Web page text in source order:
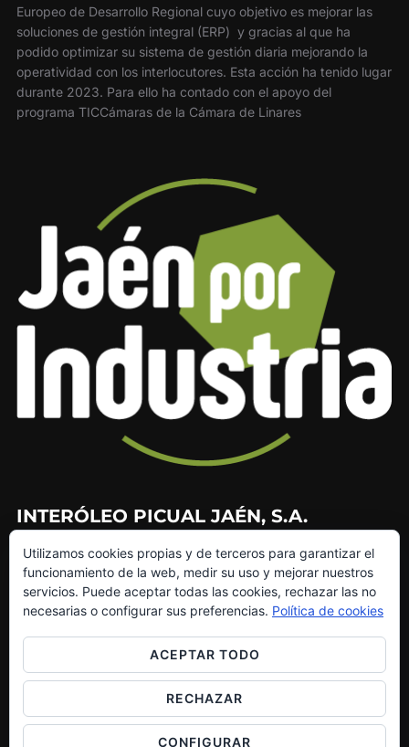
Europeo de Desarrollo Regional cuyo objetivo es mejorar las
soluciones de gestión integral (ERP) y gracias al que ha
podido optimizar su sistema de gestión diaria mejorando la
operatividad con los interlocutores. Esta acción ha tenido lugar
durante 2023. Para ello ha contado con el apoyo del
programa TICCámaras de la Cámara de Linares
INTERÓLEO PICUAL JAÉN, S.A.
953 226 010
953 272 499
info@interoleo.com
canaldedenuncias@interoleo.com
Copyright © 2026 Grupo Interóleo
Utilizamos cookies propias y de terceros para garantizar el
funcionamiento de la web, medir su uso y mejorar nuestros
servicios. Puede aceptar todas las cookies, rechazar las no
necesarias o configurar sus preferencias. Política de cookies
ACEPTAR TODO
RECHAZAR
CONFIGURAR